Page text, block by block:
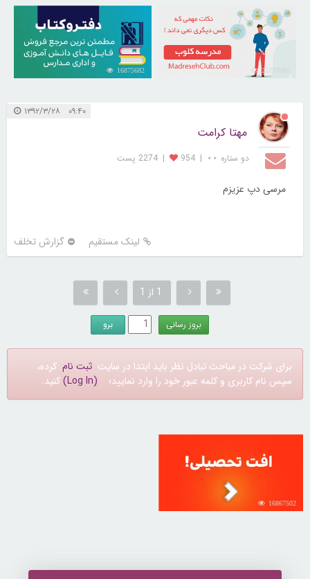
21727592
16875682
۰۹:۴۰ ۱۳۹۲/۳/۲۸
مهتا کرامت
دو ستاره ⋆⋆ |
954
| 2274 پست
مرسی دپ عزیزم
لینک مستقیم گزارش تخلف
1 از 1
برای شرکت در مباحث تبادل نظر باید ابتدا در سایت ثبت نام کرده،
سپس نام کاربری و کلمه عبور خود را وارد نمایید؛ (Log In) کنید.
16867502